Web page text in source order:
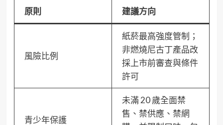
原則 建議方向
風險比例
紙菸最高強度管制；
非燃燒尼古丁產品改
採上市前審查與條件
許可
青少年保護
未滿 20 歲全面禁
售、禁供應、禁網